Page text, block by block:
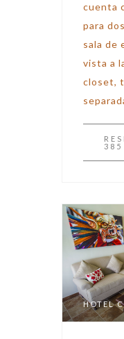
cuenta
para
sala de
vista a
closet,
385
HOTEL